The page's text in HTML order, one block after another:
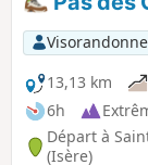
13,13 km
6h
Départ à
(Isère)